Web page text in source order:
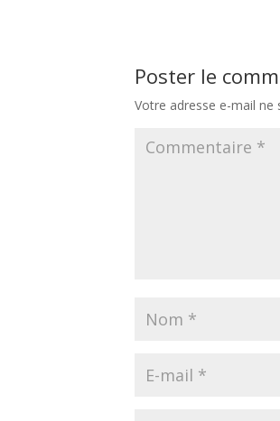
Poster le
Votre adresse e-mail ne